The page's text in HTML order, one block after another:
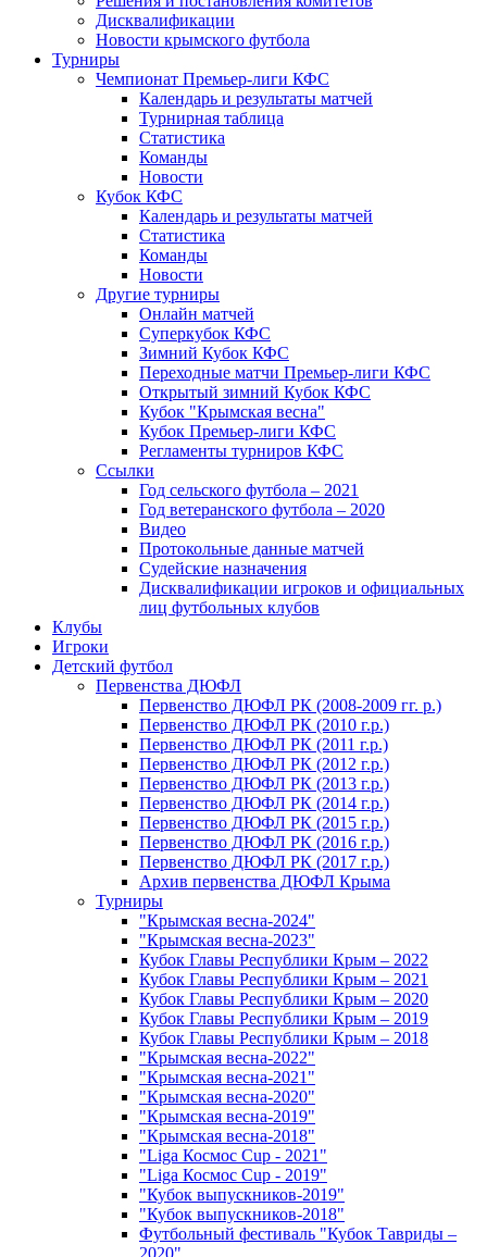
Дисквалификации
Новости крымского футбола
Турниры
Чемпионат Премьер-лиги КФС
Календарь и результаты матчей
Турнирная таблица
Статистика
Команды
Новости
Кубок КФС
Календарь и результаты матчей
Статистика
Команды
Новости
Другие турниры
Онлайн матчей
Суперкубок КФС
Зимний Кубок КФС
Переходные матчи Премьер-лиги КФС
Открытый зимний Кубок КФС
Кубок "Крымская весна"
Кубок Премьер-лиги КФС
Регламенты турниров КФС
Ссылки
Год сельского футбола – 2021
Год ветеранского футбола – 2020
Видео
Протокольные данные матчей
Судейские назначения
Дисквалификации игроков и официальных
лиц футбольных клубов
Клубы
Игроки
Детский футбол
Первенства ДЮФЛ
Первенство ДЮФЛ РК (2008-2009 гг. р.)
Первенство ДЮФЛ РК (2010 г.р.)
Первенство ДЮФЛ РК (2011 г.р.)
Первенство ДЮФЛ РК (2012 г.р.)
Первенство ДЮФЛ РК (2013 г.р.)
Первенство ДЮФЛ РК (2014 г.р.)
Первенство ДЮФЛ РК (2015 г.р.)
Первенство ДЮФЛ РК (2016 г.р.)
Первенство ДЮФЛ РК (2017 г.р.)
Архив первенства ДЮФЛ Крыма
Турниры
"Крымская весна-2024"
"Крымская весна-2023"
Кубок Главы Республики Крым – 2022
Кубок Главы Республики Крым – 2021
Кубок Главы Республики Крым – 2020
Кубок Главы Республики Крым – 2019
Кубок Главы Республики Крым – 2018
"Крымская весна-2022"
"Крымская весна-2021"
"Крымская весна-2020"
"Крымская весна-2019"
"Крымская весна-2018"
"Liga Космос Cup - 2021"
"Liga Космос Cup - 2019"
"Кубок выпускников-2019"
"Кубок выпускников-2018"
Футбольный фестиваль "Кубок Тавриды –
2020"